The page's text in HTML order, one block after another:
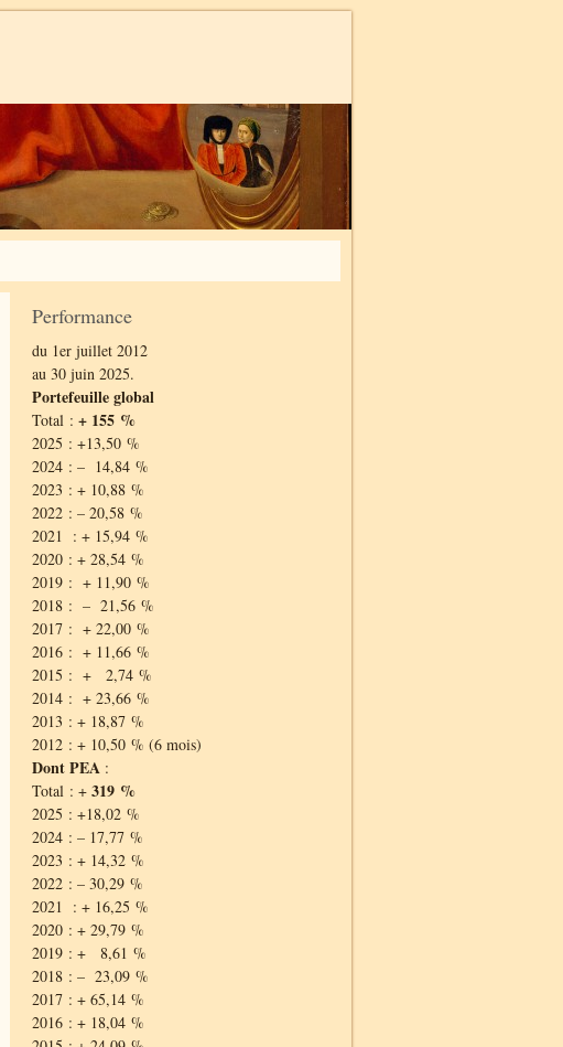
Performance
du 1er juillet 2012
au 30 juin 2025.
Portefeuille global
Total : + 155 %
2025 : +13,50 %
2024 : – 14,84 %
2023 : + 10,88 %
2022 : – 20,58 %
2021 : + 15,94 %
2020 : + 28,54 %
2019 : + 11,90 %
2018 : – 21,56 %
2017 : + 22,00 %
2016 : + 11,66 %
2015 : + 2,74 %
2014 : + 23,66 %
2013 : + 18,87 %
2012 : + 10,50 % (6 mois)
Dont PEA :
Total : + 319 %
2025 : +18,02 %
2024 : – 17,77 %
2023 : + 14,32 %
2022 : – 30,29 %
2021 : + 16,25 %
2020 : + 29,79 %
2019 : + 8,61 %
2018 : – 23,09 %
2017 : + 65,14 %
2016 : + 18,04 %